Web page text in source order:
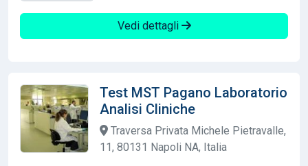
Vedi dettagli
Test MST Pagano Laboratorio
Analisi Cliniche
Traversa Privata Michele Pietravalle,
11, 80131 Napoli NA, Italia